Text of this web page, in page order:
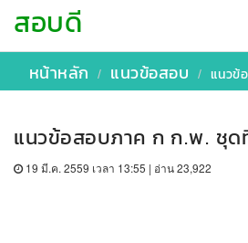
สอบดี
หน้าหลัก แนวข้อสอบ แนวข้
แนวข้อสอบภาค ก ก.พ. ชุด
19 มี.ค. 2559 เวลา 13:55 | อ่าน 23,922